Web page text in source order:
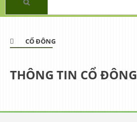
CỔ ĐÔNG
THÔNG TIN CỔ ĐÔNG